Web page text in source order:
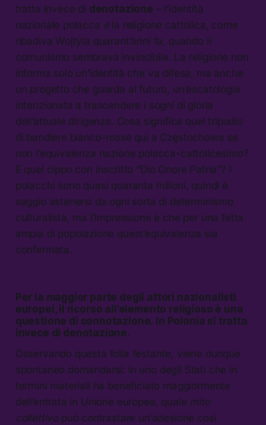
tratta invece di denotazione – l’identità
nazionale polacca èla religione cattolica, come
ribadiva Wojtyla quarant’anni fa, quando il
comunismo sembrava invincibile. La religione non
informa solo un’identità che va difesa, ma anche
un progetto che guarda al futuro, un’escatologia
intenzionata a trascendere i sogni di gloria
dell’attuale dirigenza. Cosa significa quel tripudio
di bandiere bianco-rosse qui a Częstochowa se
non l’equivalenza nazione polacca-cattolicesimo?
E quel cippo con inscritto “Dio Onore Patria”? I
polacchi sono quasi quaranta milioni, quindi è
saggio astenersi da ogni sorta di determinismo
culturalista, ma l’impressione è che per una fetta
ampia di popolazione quest’equivalenza sia
confermata.
Per la maggior parte degli attori nazionalisti
europei, il ricorso all’elemento religioso è una
questione di connotazione. In Polonia si tratta
invece di denotazione.
Osservando questa folla festante, viene dunque
spontaneo domandarsi: in uno degli Stati che in
termini materiali ha beneficiato maggiormente
dell’entrata in Unione europea, quale mito
collettivopuò contrastare un’adesione così